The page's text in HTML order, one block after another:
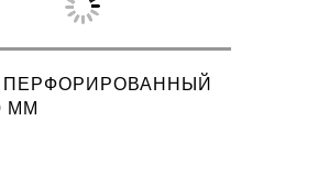
ПЕРФОРИРОВАННЫЙ
ММ